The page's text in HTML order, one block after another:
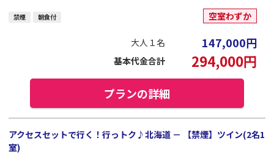
禁煙 朝食付 空室わずか
大人１名 147,000円
基本代金合計 294,000円
プランの詳細
アクセスセットで行く！行っトク♪北海道 － 【禁煙】ツイン(2名1
室)